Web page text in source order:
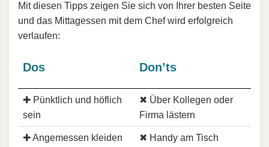
Mit diesen Tipps zeigen Sie sich von Ihrer besten Seite
und das Mittagessen mit dem Chef wird erfolgreich
verlaufen:
Dos Don’ts
✚ Pünktlich und höflich
sein
✖ Über Kollegen oder
Firma lästern
✚ Angemessen kleiden
✖ Handy am Tisch